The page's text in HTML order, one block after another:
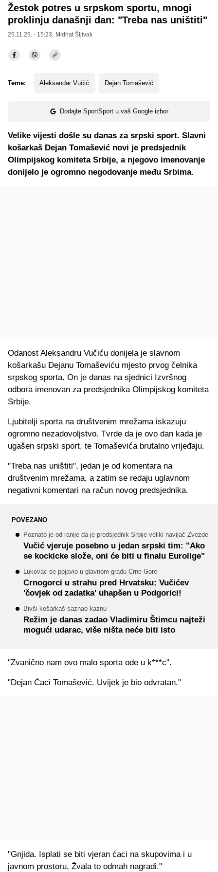
Žestok potres u srpskom sportu, mnogi
proklinju današnji dan: "Treba nas uništiti"
25.11.25. - 15:23, Midhat Šljivak
Teme: Aleksandar Vučić Dejan Tomašević
Dodajte SportSport u vaš Google izbor
Velike vijesti došle su danas za srpski sport. Slavni
košarkaš Dejan Tomašević novi je predsjednik
Olimpijskog komiteta Srbije, a njegovo imenovanje
donijelo je ogromno negodovanje među Srbima.
Odanost Aleksandru Vučiću donijela je slavnom
košarkašu Dejanu Tomaševiću mjesto prvog čelnika
srpskog sporta. On je danas na sjednici Izvršnog
odbora imenovan za predsjednika Olimpijskog komiteta
Srbije.
Ljubitelji sporta na društvenim mrežama iskazuju
ogromno nezadovoljstvo. Tvrde da je ovo dan kada je
ugašen srpski sport, te Tomaševića brutalno vrijeđaju.
"Treba nas uništiti", jedan je od komentara na
društvenim mrežama, a zatim se redaju uglavnom
negativni komentari na račun novog predsjednika.
POVEZANO
Poznato je od ranije da je predsjednik Srbije veliki navijač Zvezde
Vučić vjeruje posebno u jedan srpski tim: "Ako
se kockicke slože, oni će biti u finalu Eurolige"
Lukovac se pojavio u glavnom gradu Crne Gore
Crnogorci u strahu pred Hrvatsku: Vučićev
'čovjek od zadatka' uhapšen u Podgorici!
Bivši košarkaš saznao kaznu
Režim je danas zadao Vladimiru Štimcu najteži
mogući udarac, više ništa neće biti isto
"Zvanično nam ovo malo sporta ode u k***c".
"Dejan Ćaci Tomašević. Uvijek je bio odvratan."
"Gnjida. Isplati se biti vjeran ćaci na skupovima i u
javnom prostoru, Žvala to odmah nagradi."